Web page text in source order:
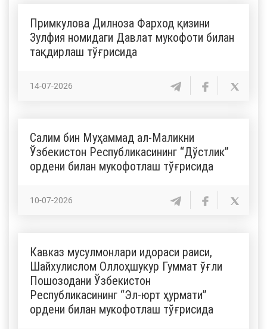
Примкулова Дилноза Фарход қизини
Зулфия номидаги Давлат мукофоти билан
тақдирлаш тўғрисида
14-07-2026
Салим бин Муҳаммад ал-Маликни
Ўзбекистон Республикасининг “Дўстлик”
ордени билан мукофотлаш тўғрисида
10-07-2026
Кавказ мусулмонлари идораси раиси,
Шайхулислом Оллоҳшукур Гуммат ўғли
Пошозодани Ўзбекистон
Республикасининг “Эл-юрт ҳурмати”
ордени билан мукофотлаш тўғрисида